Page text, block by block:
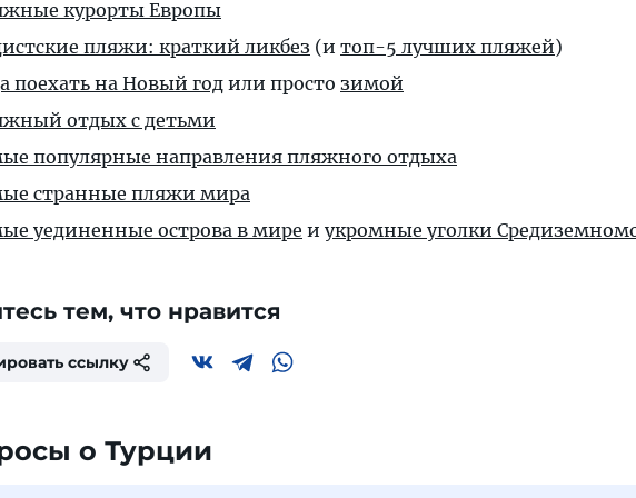
курорты Европы
пляжи: краткий ликбез (и топ-5 лучших пляжей)
поехать на Новый год или просто зимой
отдых с детьми
популярные направления пляжного отдыха
странные пляжи мира
уединенные острова в мире и укромные уголки
тем, что нравится
ссылку
о Турции